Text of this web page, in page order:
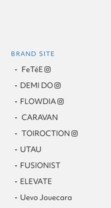
BRAND SITE
FeTéE
DEMI DO
FLOWDIA
CARAVAN
TOIROCTION
UTAU
FUSIONIST
ELEVATE
Uevo Jouecara